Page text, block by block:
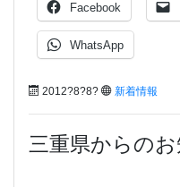
Facebook
WhatsApp
2012?8?8? 新着情報
三重県からの